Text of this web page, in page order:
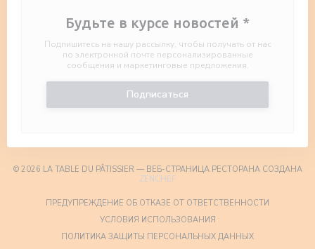
Будьте в курсе новостей *
Подпишитесь на нашу рассылку, чтобы получать от нас
по электронной почте персонализированные
сообщения и маркетинговые предложения.
Подписаться
© 2026 LA TABLE DU PÂTISSIER — ВЕБ-СТРАНИЦА РЕСТОРАНА СОЗДАНА
ZENCHEF((ОТКРЫВАЕТСЯ В НОВОМ ОКНЕ))
ПРЕДУПРЕЖДЕНИЕ ОБ ОТКАЗЕ ОТ ОТВЕТСТВЕННОСТИ
УСЛОВИЯ ИСПОЛЬЗОВАНИЯ((ОТКРЫВАЕТСЯ В
ПОЛИТИКА ЗАЩИТЫ ПЕРСОНАЛЬНЫХ ДАННЫХ